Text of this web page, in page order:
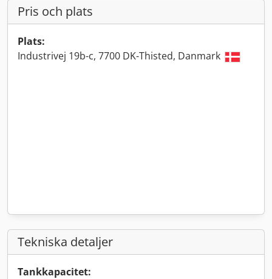
Pris och plats
Plats:
Industrivej 19b-c, 7700 DK-Thisted, Danmark
Tekniska detaljer
Tankkapacitet: